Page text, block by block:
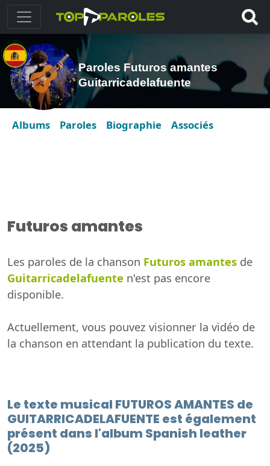
Paroles Futuros amantes
Guitarricadelafuente
Albums Paroles Biographie Associés
Futuros amantes
Les paroles de la chanson Futuros amantes de
Guitarricadelafuente n'est pas encore
disponible.
Actuellement, vous pouvez visionner la vidéo de
la chanson en attendant la publication du texte.
Le texte musical FUTUROS AMANTES de
GUITARRICADELAFUENTE est également
présent dans l'album Spanish leather
(2025)